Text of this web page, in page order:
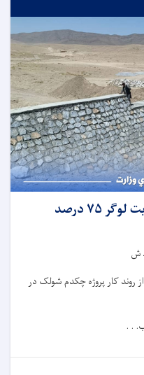
کار پروژه چکدم شولک در ولایت لوگر ۷۵ درصد
ش
روند کار پروژه چکدم شولک در
. .